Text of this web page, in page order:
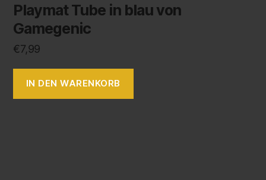
Playmat Tube in blau von
Gamegenic
€7,99
IN DEN WARENKORB